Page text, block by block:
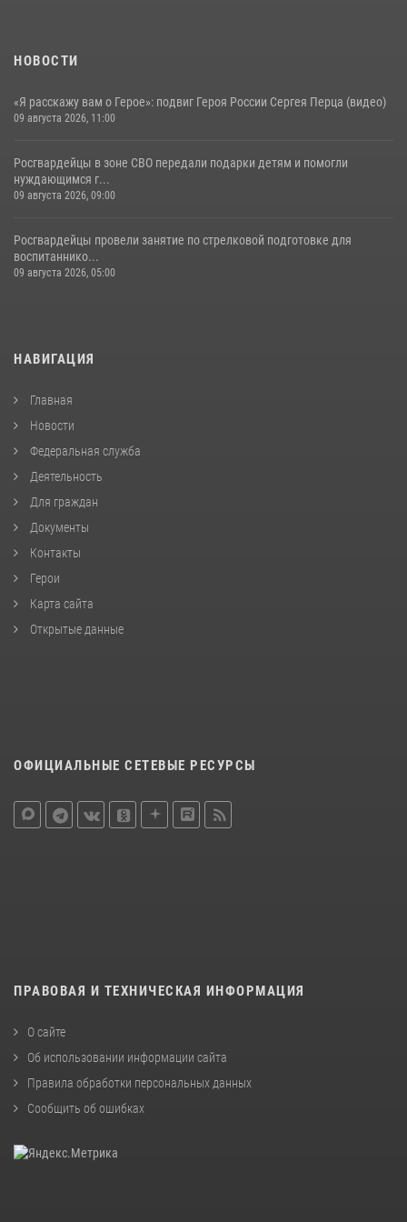
НОВОСТИ
«Я расскажу вам о Герое»: подвиг Героя России Сергея Перца (видео)
09 августа 2026, 11:00
Росгвардейцы в зоне СВО передали подарки детям и помогли
нуждающимся г...
09 августа 2026, 09:00
Росгвардейцы провели занятие по стрелковой подготовке для
воспитаннико...
09 августа 2026, 05:00
НАВИГАЦИЯ
Главная
Новости
Федеральная служба
Деятельность
Для граждан
Документы
Контакты
Герои
Карта сайта
Открытые данные
ОФИЦИАЛЬНЫЕ СЕТЕВЫЕ РЕСУРСЫ
ПРАВОВАЯ И ТЕХНИЧЕСКАЯ ИНФОРМАЦИЯ
О сайте
Об использовании информации сайта
Правила обработки персональных данных
Сообщить об ошибках